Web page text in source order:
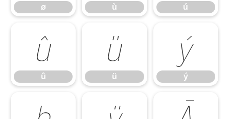
ø ù ú
û
û
ü
ü
ý
ý